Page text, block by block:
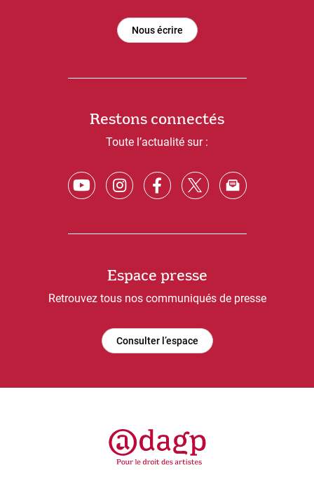
Nous écrire
Restons connectés
Toute l’actualité sur :
Espace presse
Retrouvez tous nos communiqués de presse
Consulter l’espace